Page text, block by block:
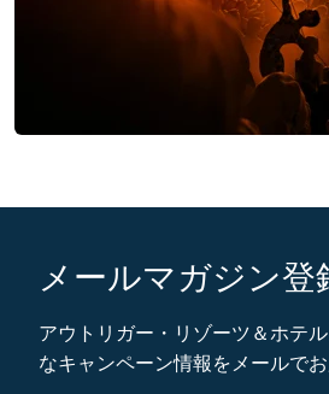
メールマガジン登
アウトリガー・リゾーツ＆ホテ
なキャンペーン情報をメールでお